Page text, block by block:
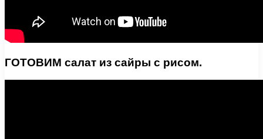
ГОТОВИМ салат из сайры с рисом.